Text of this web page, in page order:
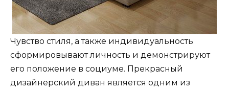
Чувство стиля, а также индивидуальность
сформировывают личность и демонстрируют
его положение в социуме. Прекрасный
дизайнерский диван является одним из